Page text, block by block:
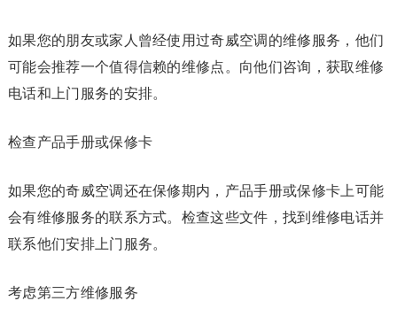
如果您的朋友或家人曾经使用过奇威空调的维修服务，他们
可能会推荐一个值得信赖的维修点。向他们咨询，获取维修
电话和上门服务的安排。
检查产品手册或保修卡
如果您的奇威空调还在保修期内，产品手册或保修卡上可能
会有维修服务的联系方式。检查这些文件，找到维修电话并
联系他们安排上门服务。
考虑第三方维修服务